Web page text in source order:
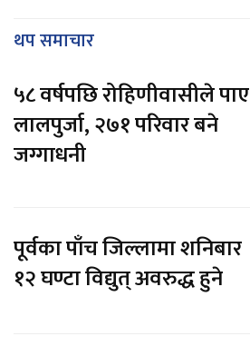
थप समाचार
५८ वर्षपछि रोहिणीवासीले पाए
लालपुर्जा, २७१ परिवार बने
जग्गाधनी
पूर्वका पाँच जिल्लामा शनिबार
१२ घण्टा विद्युत् अवरुद्ध हुने